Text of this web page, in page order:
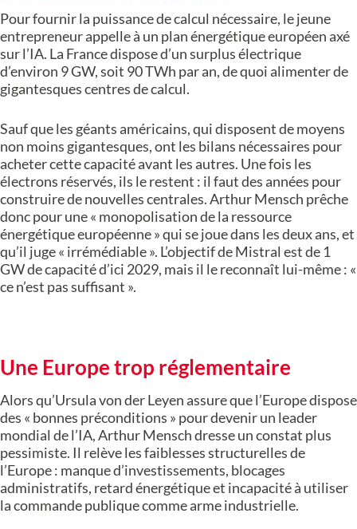
Pour fournir la puissance de calcul nécessaire, le jeune
entrepreneur appelle à un plan énergétique européen axé
sur l’IA. La France dispose d’un surplus électrique
d’environ 9 GW, soit 90 TWh par an, de quoi alimenter de
gigantesques centres de calcul.
Sauf que les géants américains, qui disposent de moyens
non moins gigantesques, ont les bilans nécessaires pour
acheter cette capacité avant les autres. Une fois les
électrons réservés, ils le restent : il faut des années pour
construire de nouvelles centrales. Arthur Mensch prêche
donc pour une « monopolisation de la ressource
énergétique européenne » qui se joue dans les deux ans, et
qu’il juge « irrémédiable ». L’objectif de Mistral est de 1
GW de capacité d’ici 2029, mais il le reconnaît lui-même : «
ce n’est pas suffisant ».
Une Europe trop réglementaire
Alors qu’Ursula von der Leyen assure que l’Europe dispose
des « bonnes préconditions » pour devenir un leader
mondial de l’IA, Arthur Mensch dresse un constat plus
pessimiste. Il relève les faiblesses structurelles de
l’Europe : manque d’investissements, blocages
administratifs, retard énergétique et incapacité à utiliser
la commande publique comme arme industrielle.